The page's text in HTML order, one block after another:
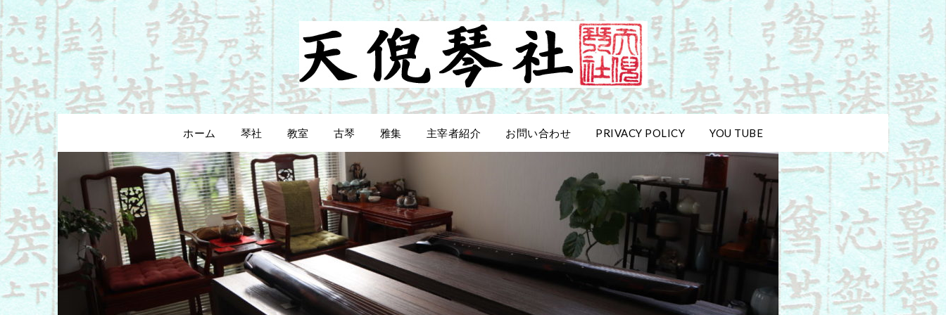
to
content
ホーム 琴社 教室 古琴 雅集 主宰者紹介 お問い合わせ PRIVACY POLICY YOU TUBE